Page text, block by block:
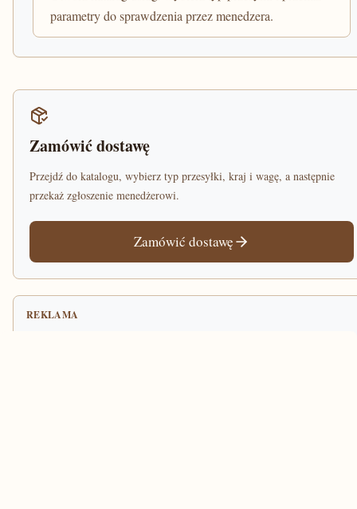
parametry do sprawdzenia przez menedzera.
Zamówić dostawę
Przejdź do katalogu, wybierz typ przesyłki, kraj i wagę, a następnie
przekaż zgłoszenie menedżerowi.
Zamówić dostawę
REKLAMA